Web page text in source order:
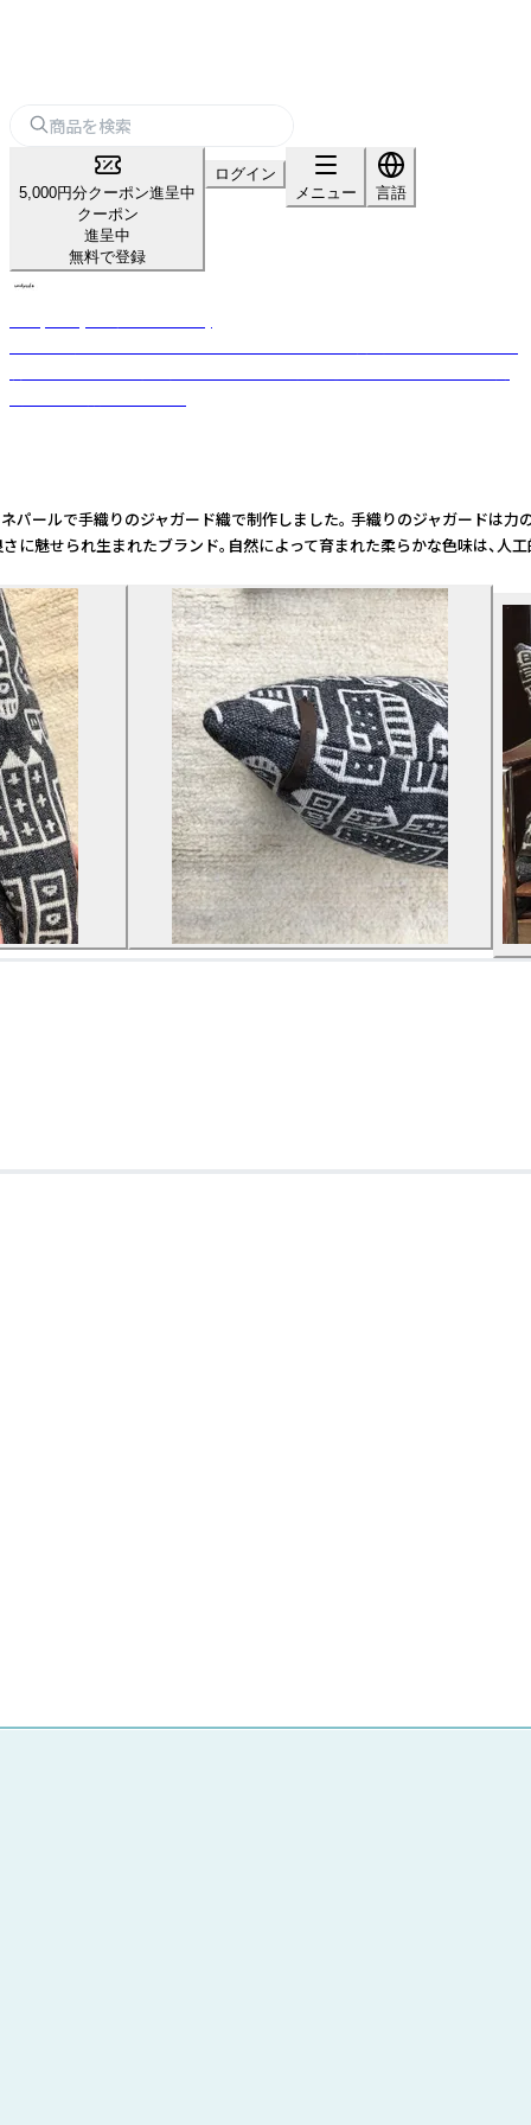
5,000円分クーポン進呈中
クーポン
進呈中
無料で登録
ログイン
メニュー
言語
織りのジャガード織で制作しました。 手織りのジャガードは
られ生まれたブランド。自然によって育まれた柔らかな色味は